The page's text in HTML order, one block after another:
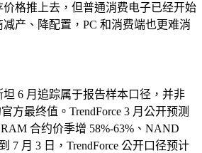
格推上去，但普通消费电子已经开始
产、降配置，PC 和消费端也更难消
6 月追踪属于报告样本口径，并非
方最终值。TrendForce 3 月公开预测
合约价季增 58%-63%、NAND
7 月 3 日，TrendForce 公开口径预计